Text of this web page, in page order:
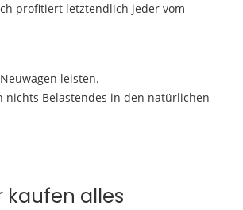
profitiert letztendlich jeder vom
leisten.
nichts Belastendes in den natürlichen
kaufen alles